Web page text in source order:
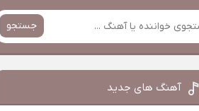
جستجو
آهنگ های جدید